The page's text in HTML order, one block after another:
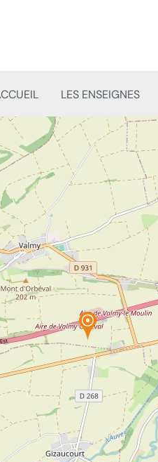
LES ENSEIGNES